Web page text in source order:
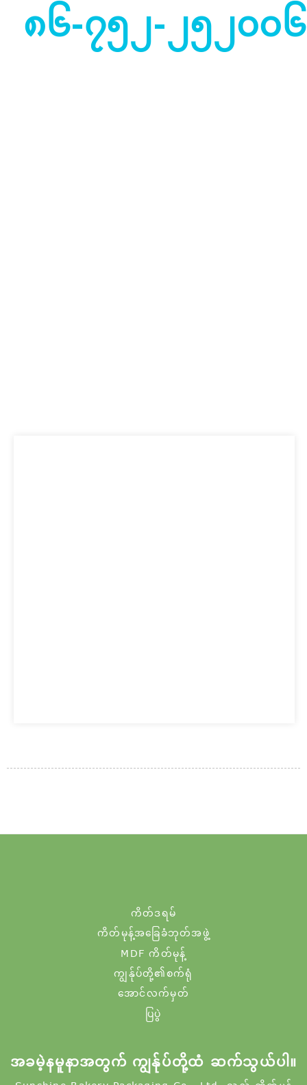
၈၆-၇၅၂-၂၅၂၀၀
ကိတ်ဒရမ်
ကိတ်မုန့်အခြေခံဘုတ်အဖွဲ့
MDF ကိတ်မုန့်
ကျွန်ုပ်တို့၏စက်ရုံ
အောင်လက်မှတ်
ပြပွဲ
အခမဲ့နမူနာအတွက် ကျွန်ုပ်တို့ထံ ဆက်သွယ်ပါ။